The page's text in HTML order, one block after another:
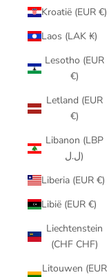
Kroatië (EUR €)
Laos (LAK ₭)
Lesotho (EUR
€)
Letland (EUR
€)
Libanon (LBP
ل.ل)
Liberia (EUR €)
Libië (EUR €)
Liechtenstein
(CHF CHF)
Litouwen (EUR